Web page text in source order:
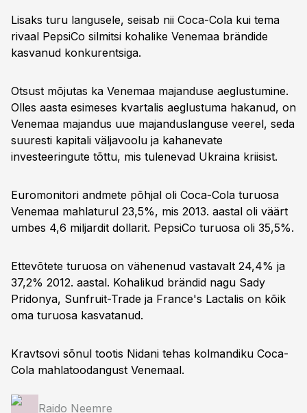
Lisaks turu langusele, seisab nii Coca-Cola kui tema
rivaal PepsiCo silmitsi kohalike Venemaa brändide
kasvanud konkurentsiga.
Otsust mõjutas ka Venemaa majanduse aeglustumine.
Olles aasta esimeses kvartalis aeglustuma hakanud, on
Venemaa majandus uue majanduslanguse veerel, seda
suuresti kapitali väljavoolu ja kahanevate
investeeringute tõttu, mis tulenevad Ukraina kriisist.
Euromonitori andmete põhjal oli Coca-Cola turuosa
Venemaa mahlaturul 23,5%, mis 2013. aastal oli väärt
umbes 4,6 miljardit dollarit. PepsiCo turuosa oli 35,5%.
Ettevõtete turuosa on vähenenud vastavalt 24,4% ja
37,2% 2012. aastal. Kohalikud brändid nagu Sady
Pridonya, Sunfruit-Trade ja France's Lactalis on kõik
oma turuosa kasvatanud.
Kravtsovi sõnul tootis Nidani tehas kolmandiku Coca-
Cola mahlatoodangust Venemaal.
Raido Neemre